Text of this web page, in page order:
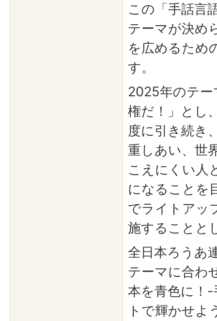
この「手話言
テーマが決め
を広めるため
す。
2025年のテー
権だ！」とし
度に引き続き
重しあい、世
こえにくい人
になることを
でライトアッ
施することと
全日本ろうあ
テーマに合わ
本を青色に！
トで輝かせよ